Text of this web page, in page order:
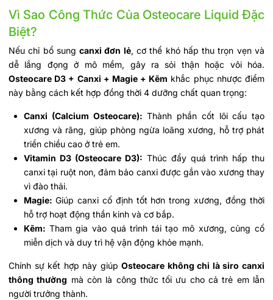
Vì Sao Công Thức Của Osteocare Liquid Đặc
Biệt?
Nếu chỉ bổ sungcanxi đơn lẻ, cơ thể khó hấp thu trọn vẹn và
dễ lắng đọng ở mô mềm, gây ra sỏi thận hoặc vôi hóa.
Osteocare D3 + Canxi + Magie + Kẽm khắc phục nhược điểm
này bằng cách kết hợp đồng thời 4 dưỡng chất quan trọng:
Canxi (Calcium Osteocare): Thành phần cốt lõi cấu tạo
xương và răng, giúp phòng ngừa loãng xương, hỗ trợ phát
triển chiều cao ở trẻ em.
Vitamin D3 (Osteocare D3): Thúc đẩy quá trình hấp thu
canxi tại ruột non, đảm bảo canxi được gắn vào xương thay
vì đào thải.
Magie: Giúp canxi cố định tốt hơn trong xương, đồng thời
hỗ trợ hoạt động thần kinh và cơ bắp.
Kẽm: Tham gia vào quá trình tái tạo mô xương, củng cố
miễn dịch và duy trì hệ vận động khỏe mạnh.
Chính sự kết hợp này giúpOsteocare không chỉ là siro canxi
thông thường mà còn là công thức tối ưu cho cả trẻ em lẫn
người trưởng thành.